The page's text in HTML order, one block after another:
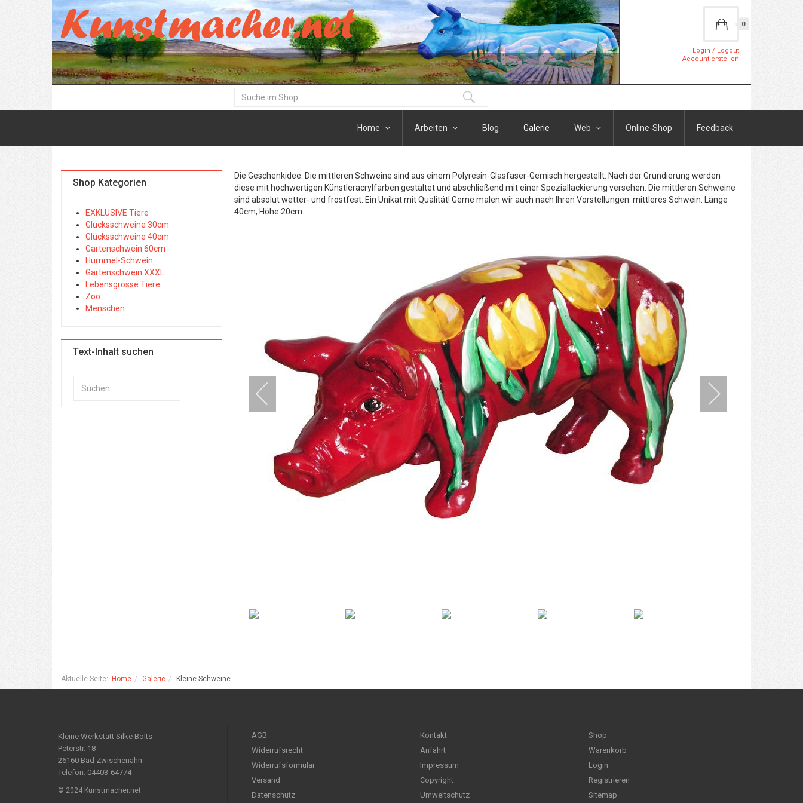
0
Login / Logout
Account erstellen
Home Arbeiten Blog Galerie Web Online-Shop Feedback
Die Geschenkidee: Die mittleren Schweine sind aus einem Polyresin-Glasfaser-Gemisch hergestellt. Nach der Grundierung werden
diese mit hochwertigen Künstleracrylfarben gestaltet und abschließend mit einer Speziallackierung versehen. Die mittleren Schweine
sind absolut wetter- und frostfest. Ein Unikat mit Qualität! Gerne malen wir auch nach Ihren Vorstellungen. mittleres Schwein: Länge
40cm, Höhe 20cm.
Shop Kategorien
EXKLUSIVE Tiere
Glücksschweine 30cm
Glücksschweine 40cm
Gartenschwein 60cm
Hummel-Schwein
Gartenschwein XXXL
Lebensgrosse Tiere
Zoo
Menschen
Text-Inhalt suchen
Aktuelle Seite: Home Galerie Kleine Schweine
Kleine Werkstatt Silke Bölts
Peterstr. 18
26160 Bad Zwischenahn
Telefon: 04403-64774
© 2024 Kunstmacher.net
AGB
Widerrufsrecht
Widerrufsformular
Versand
Datenschutz
Kontakt
Anfahrt
Impressum
Copyright
Umweltschutz
Shop
Warenkorb
Login
Registrieren
Sitemap